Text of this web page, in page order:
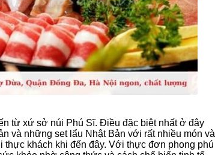
từ xứ sở núi Phú Sĩ. Điều đặc biệt nhất ở đây
và những set lẩu Nhật Bản với rất nhiều món và
khách khi đến đây. Với thực đơn phong phú